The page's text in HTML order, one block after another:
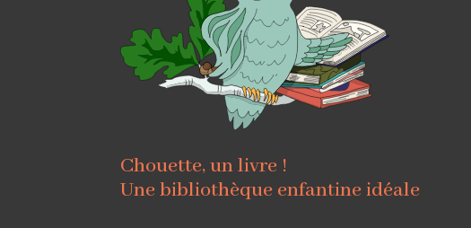
Chouette, un livre !
Une bibliothèque enfantine idéale